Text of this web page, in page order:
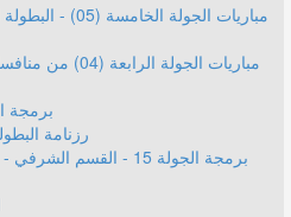
مباريات الجولة
مباريات الجولة
برمجة الجولة 03
رزنامة
برمجة الجولة 15 -